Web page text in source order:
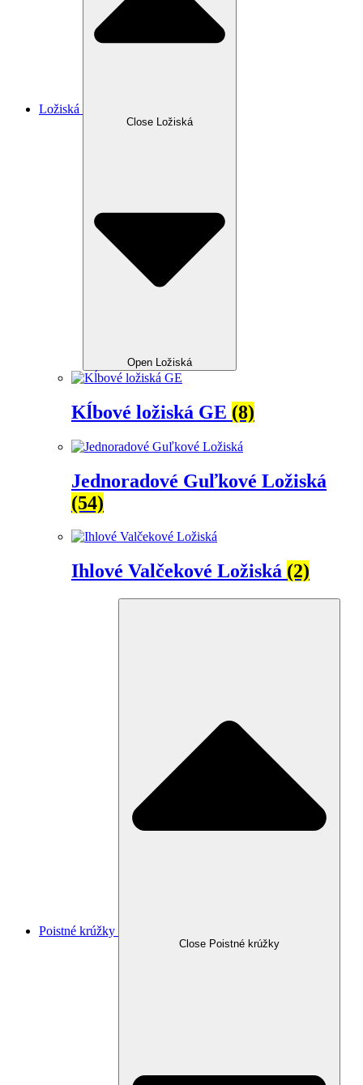
Ložiská
Close Ložiská
Open Ložiská
Kĺbové ložiská GE (8)
Jednoradové Guľkové Ložiská
(54)
Ihlové Valčekové Ložiská (2)
Poistné krúžky
Close Poistné krúžky